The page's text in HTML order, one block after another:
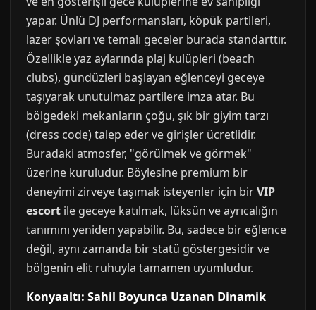
yapar. Ünlü DJ performansları, köpük partileri,
lazer şovları ve temalı geceler burada standarttır.
Özellikle yaz aylarında plaj kulüpleri (beach
clubs), gündüzleri başlayan eğlenceyi geceye
taşıyarak unutulmaz partilere imza atar. Bu
bölgedeki mekanların çoğu, şık bir giyim tarzı
(dress code) talep eder ve girişler ücretlidir.
Buradaki atmosfer, "görülmek ve görmek"
üzerine kuruludur. Böylesine premium bir
deneyimi zirveye taşımak isteyenler için birVIP
escort ile geceye katılmak, lüksün ve ayrıcalığın
tanımını yeniden yapabilir. Bu, sadece bir eğlence
değil, aynı zamanda bir statü göstergesidir ve
bölgenin elit ruhuyla tamamen uyumludur.
Konyaaltı: Sahil Boyunca Uzanan Dinamik